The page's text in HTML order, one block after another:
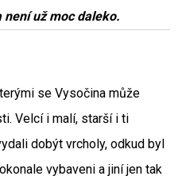
už moc daleko.
se Vysočina může
Velcí i malí, starší i ti
dobýt vrcholy, odkud byl
vybaveni a jiní jen tak